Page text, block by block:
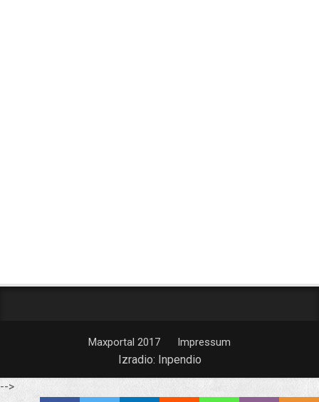
Maxportal 2017 Impressum
Izradio: Inpendio
-->